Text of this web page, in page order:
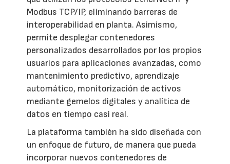
Modbus TCP/IP, eliminando barreras de
interoperabilidad en planta. Asimismo,
permite desplegar contenedores
personalizados desarrollados por los propios
usuarios para aplicaciones avanzadas, como
mantenimiento predictivo, aprendizaje
automático, monitorización de activos
mediante gemelos digitales y analítica de
datos en tiempo casi real.
La plataforma también ha sido diseñada con
un enfoque de futuro, de manera que pueda
incorporar nuevos contenedores de